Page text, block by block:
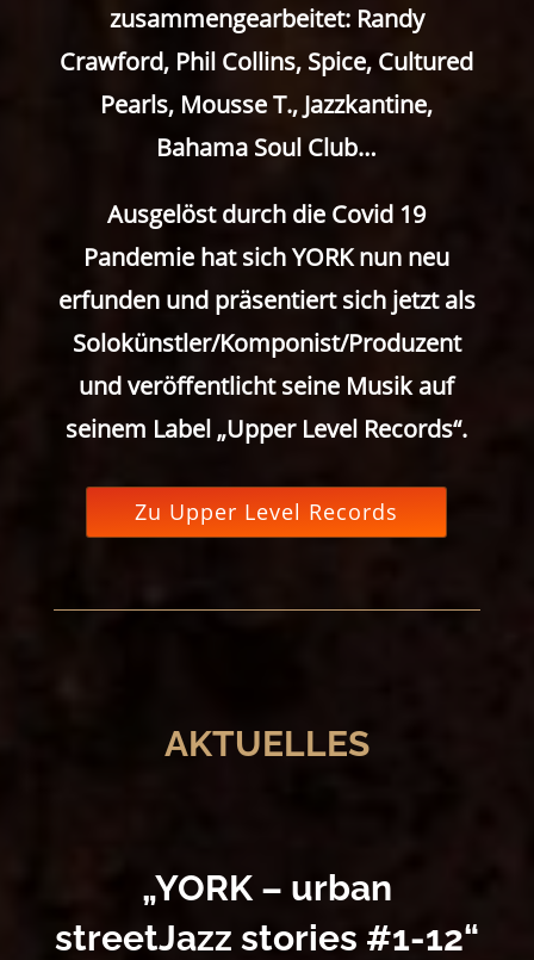
zusammengearbeitet: Randy
Crawford, Phil Collins, Spice, Cultured
Pearls, Mousse T., Jazzkantine,
Bahama Soul Club…
Ausgelöst durch die Covid 19
Pandemie hat sich YORK nun neu
erfunden und präsentiert sich jetzt als
Solokünstler/Komponist/Produzent
und veröffentlicht seine Musik auf
seinem Label „Upper Level Records“.
Zu Upper Level Records
AKTUELLES
„YORK – urban
streetJazz stories #1-12“